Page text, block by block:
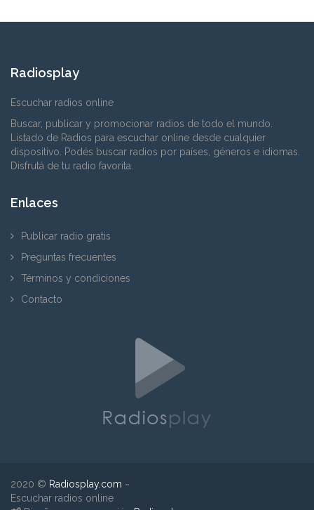
Radiosplay
Escuchar radios online
Buscar, publicar y promocionar radios de todo el mundo.
Listado de Radios para escuchar online desde cualquier
dispositivo. Podés buscar radios por países, géneros e idiomas.
Disfrutá de tu radio favorita.
Enlaces
Publicar radio gratis
Preguntas frecuentes
Términos y condiciones
Contacto
2020 © Radiosplay.com ~
Escuchar radios online